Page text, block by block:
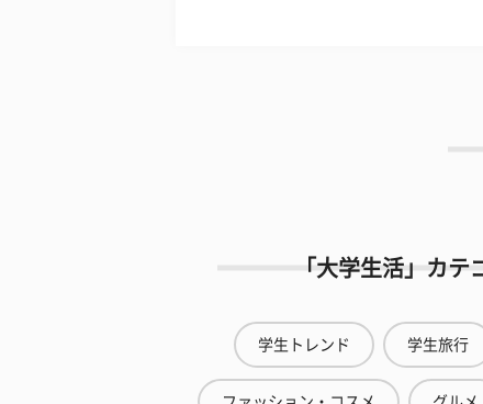
「大学生活」カ
学生トレンド 学生旅行